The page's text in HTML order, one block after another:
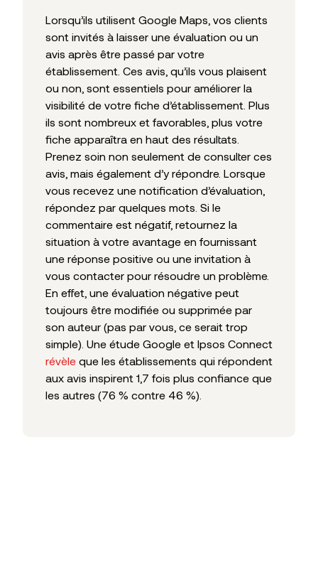
Lorsqu’ils utilisent Google Maps, vos clients
sont invités à laisser une évaluation ou un
avis après être passé par votre
établissement. Ces avis, qu’ils vous plaisent
ou non, sont essentiels pour améliorer la
visibilité de votre fiche d’établissement. Plus
ils sont nombreux et favorables, plus votre
fiche apparaîtra en haut des résultats.
Prenez soin non seulement de consulter ces
avis, mais également d’y répondre. Lorsque
vous recevez une notification d’évaluation,
répondez par quelques mots. Si le
commentaire est négatif, retournez la
situation à votre avantage en fournissant
une réponse positive ou une invitation à
vous contacter pour résoudre un problème.
En effet, une évaluation négative peut
toujours être modifiée ou supprimée par
son auteur (pas par vous, ce serait trop
simple). Une étude Google et Ipsos Connect
révèle que les établissements qui répondent
aux avis inspirent 1,7 fois plus confiance que
les autres (76 % contre 46 %).